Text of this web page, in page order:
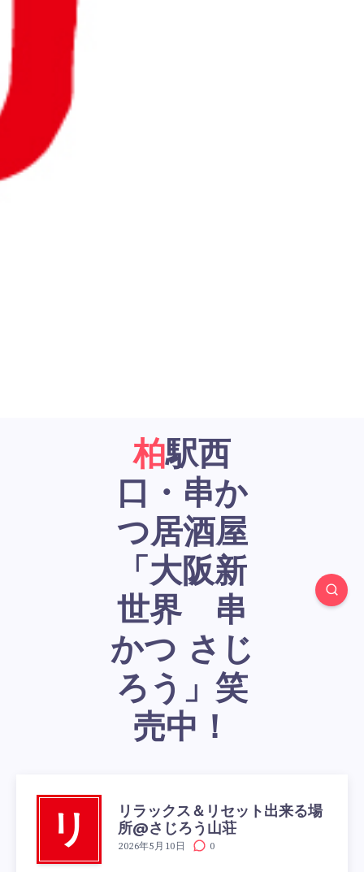
柏駅西
口・串か
つ居酒屋
「大阪新
世界 串
かつ さじ
ろう」笑
売中！
リ
リラックス＆リセット出来る場
所@さじろう山荘
2026年5月10日 0